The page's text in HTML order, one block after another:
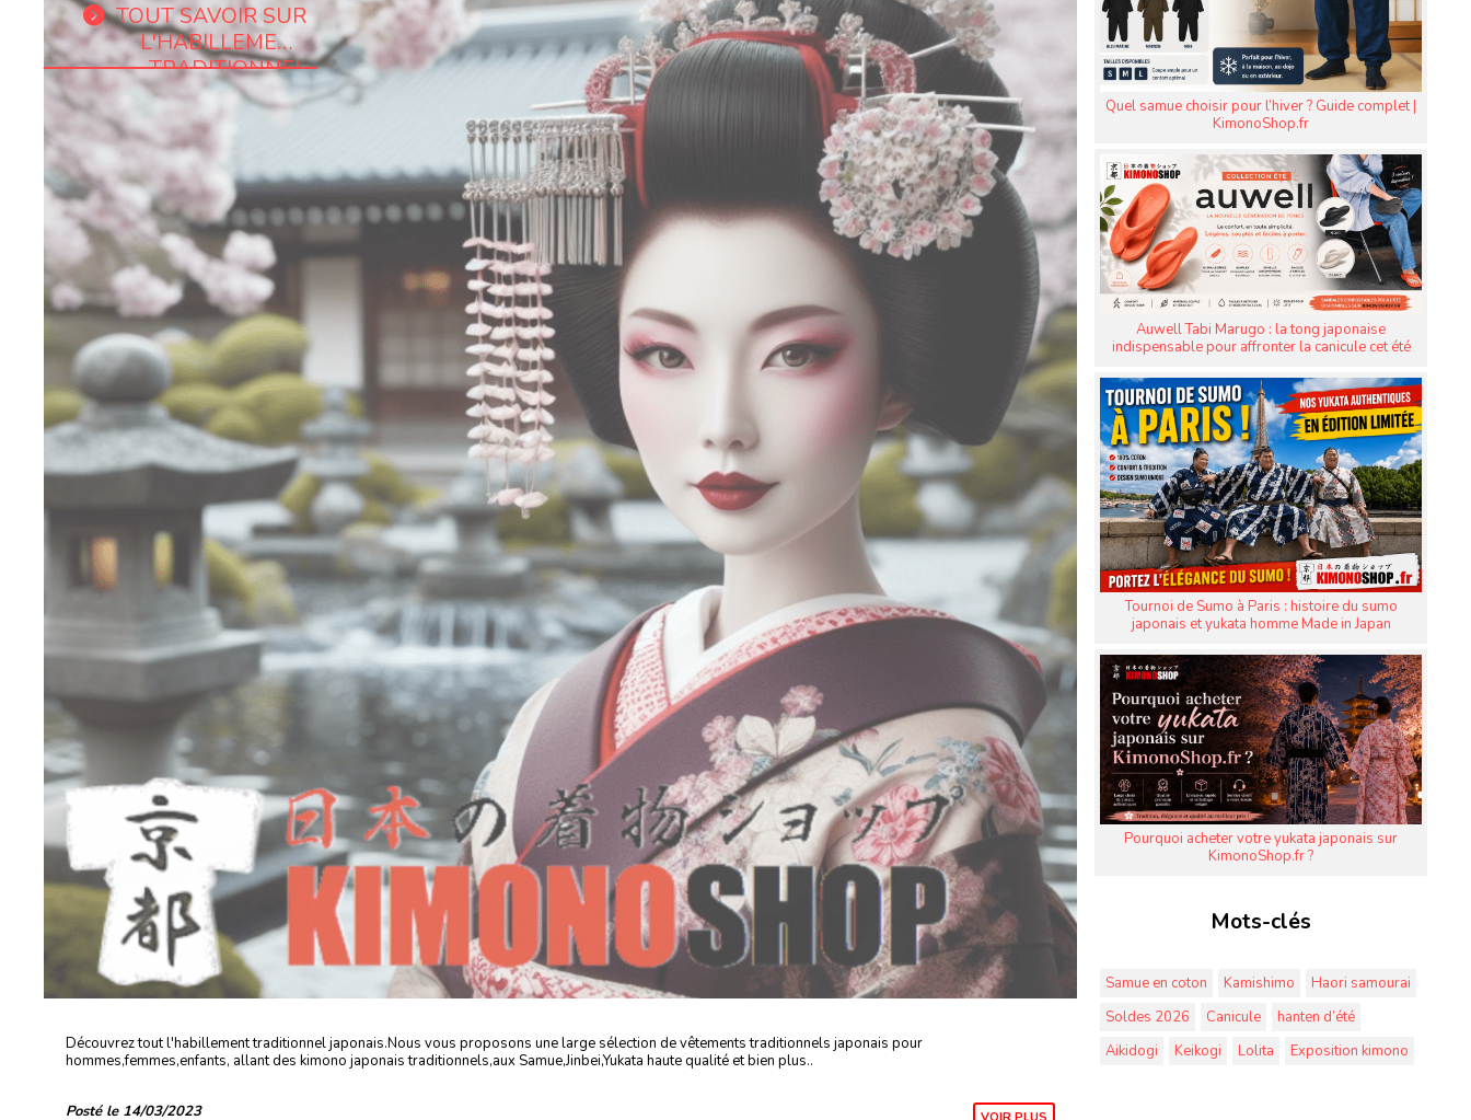
TOUT SAVOIR SUR
L'HABILLEMENT
TRADITIONNEL
JAPONAIS
Découvrez tout l'habillement traditionnel japonais.Nous vous proposons une large sélection de vêtements traditionnels japonais pour
hommes,femmes,enfants, allant des kimono japonais traditionnels,aux Samue,Jinbei,Yukata haute qualité et bien plus..
Posté le 14/03/2023
Quel samue choisir pour l’hiver ? Guide complet |
KimonoShop.fr
Auwell Tabi Marugo : la tong japonaise
indispensable pour affronter la canicule cet été
Tournoi de Sumo à Paris : histoire du sumo
japonais et yukata homme Made in Japan
Pourquoi acheter votre yukata japonais sur
KimonoShop.fr ?
Mots-clés
Samue en coton Kamishimo
Haori samourai
Soldes 2026
Canicule
hanten d’été
Aikidogi
Keikogi Lolita Exposition kimono